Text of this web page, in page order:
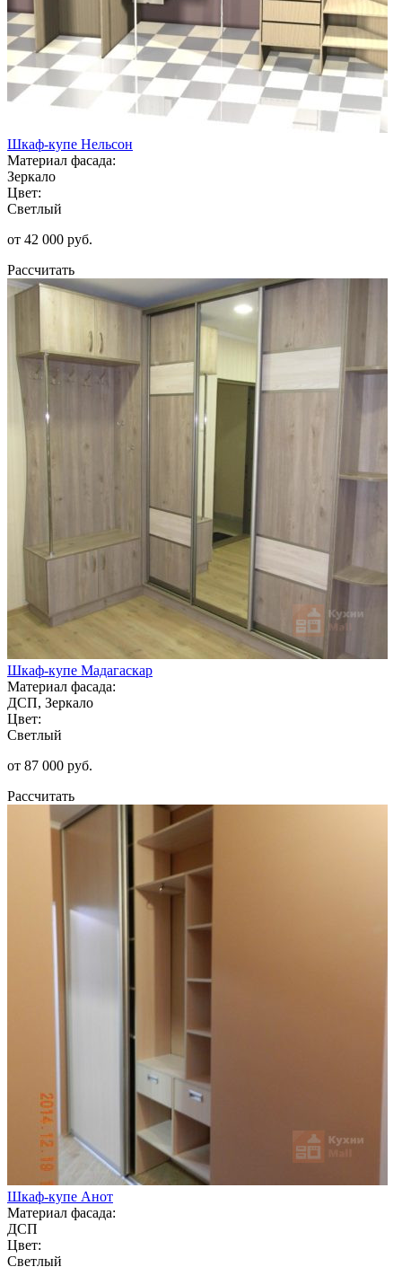
Шкаф-купе Нельсон
Материал фасада:
Зеркало
Цвет:
Светлый
от 42 000 руб.
Рассчитать
Шкаф-купе Мадагаскар
Материал фасада:
ДСП, Зеркало
Цвет:
Светлый
от 87 000 руб.
Рассчитать
Шкаф-купе Анот
Материал фасада:
ДСП
Цвет:
Светлый